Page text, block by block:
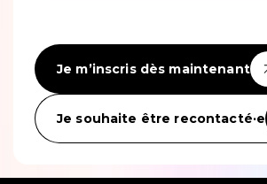
Je m’inscris dès maintenant
Je souhaite être recontacté·e